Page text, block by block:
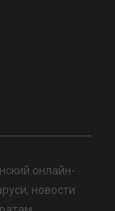
онлайн-
новости